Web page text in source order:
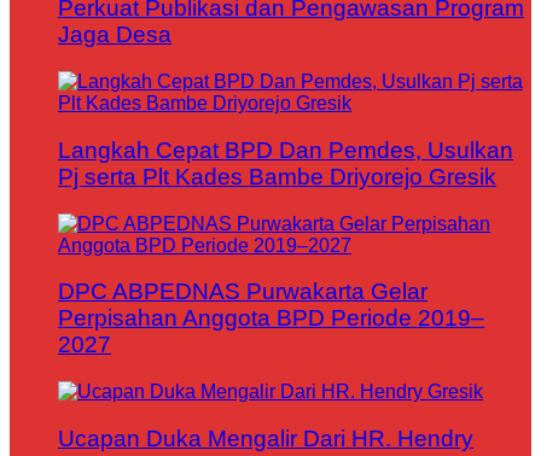
Perkuat Publikasi dan Pengawasan Program
Jaga Desa
Langkah Cepat BPD Dan Pemdes, Usulkan
Pj serta Plt Kades Bambe Driyorejo Gresik
DPC ABPEDNAS Purwakarta Gelar
Perpisahan Anggota BPD Periode 2019–
2027
Ucapan Duka Mengalir Dari HR. Hendry